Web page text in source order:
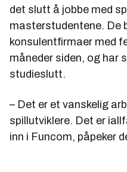
det slutt å jobbe med
masterstudentene. De
konsulentfirmaer med
måneder siden, og har
studieslutt.
– Det er et vanskelig
spillutviklere. Det er
inn i Funcom, påpeker